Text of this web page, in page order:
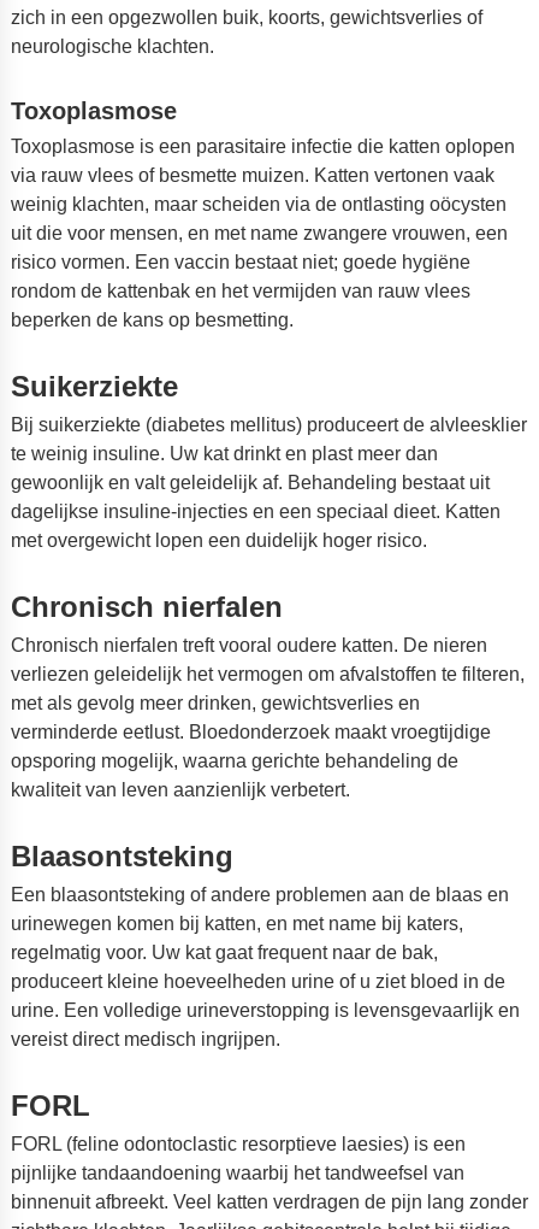
zich in een opgezwollen buik, koorts, gewichtsverlies of
neurologische klachten.
Toxoplasmose
Toxoplasmose is een parasitaire infectie die katten oplopen
via rauw vlees of besmette muizen. Katten vertonen vaak
weinig klachten, maar scheiden via de ontlasting oöcysten
uit die voor mensen, en met name zwangere vrouwen, een
risico vormen. Een vaccin bestaat niet; goede hygiëne
rondom de kattenbak en het vermijden van rauw vlees
beperken de kans op besmetting.
Suikerziekte
Bij suikerziekte (diabetes mellitus) produceert de alvleesklier
te weinig insuline. Uw kat drinkt en plast meer dan
gewoonlijk en valt geleidelijk af. Behandeling bestaat uit
dagelijkse insuline-injecties en een speciaal dieet. Katten
met overgewicht lopen een duidelijk hoger risico.
Chronisch nierfalen
Chronisch nierfalen treft vooral oudere katten. De nieren
verliezen geleidelijk het vermogen om afvalstoffen te filteren,
met als gevolg meer drinken, gewichtsverlies en
verminderde eetlust. Bloedonderzoek maakt vroegtijdige
opsporing mogelijk, waarna gerichte behandeling de
kwaliteit van leven aanzienlijk verbetert.
Blaasontsteking
Een blaasontsteking of andere problemen aan de blaas en
urinewegen komen bij katten, en met name bij katers,
regelmatig voor. Uw kat gaat frequent naar de bak,
produceert kleine hoeveelheden urine of u ziet bloed in de
urine. Een volledige urineverstopping is levensgevaarlijk en
vereist direct medisch ingrijpen.
FORL
FORL (feline odontoclastic resorptieve laesies) is een
pijnlijke tandaandoening waarbij het tandweefsel van
binnenuit afbreekt. Veel katten verdragen de pijn lang zonder